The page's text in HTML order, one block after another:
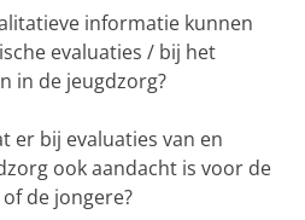
informatie kunnen
evaluaties / bij het
in de jeugdzorg?
er bij evaluaties van en
ook aandacht is voor de
de jongere?